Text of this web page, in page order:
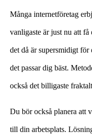
Många internetföretag
vanligaste är just nu att
det då är supersmidigt
det passar dig bäst.
också det billigaste
Du bör också planera att
till din arbetsplats.